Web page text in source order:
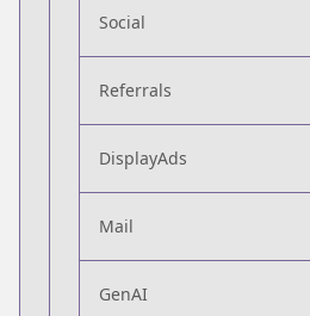
Social
Referrals
DisplayAds
Mail
GenAI